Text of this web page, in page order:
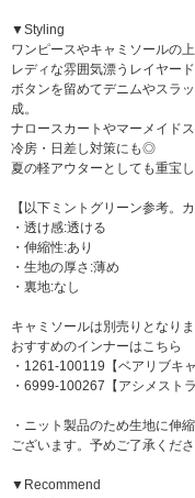
▼Styling
ワンピースやキャミソールの
レディな雰囲気漂うレイヤード
ボタンを留めてデニムやスラ
成。
ナロースカートやマーメイド
冷房・日差し対策にも◎
夏の軽アウターとしても重宝し
【以下ミントグリーン参考。
・透け感:透ける
・伸縮性:あり
・生地の厚さ:薄め
・裏地:なし
キャミソールは別売りとなり
おすすめのインナーはこちら
・1261-100119【ベアリブキ
・6999-100267【アシメスト
・ニット製品のため生地に伸
ございます。予めご了承くださ
▼Recommend